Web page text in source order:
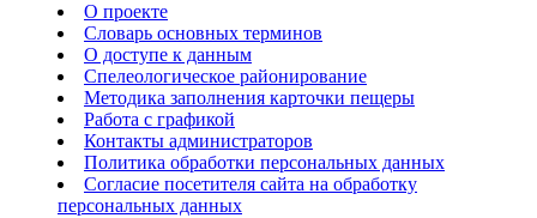
О проекте
Словарь основных терминов
О доступе к данным
Спелеологическое районирование
Методика заполнения карточки пещеры
Работа с графикой
Контакты администраторов
Политика обработки персональных данных
Согласие посетителя сайта на обработку
персональных данных